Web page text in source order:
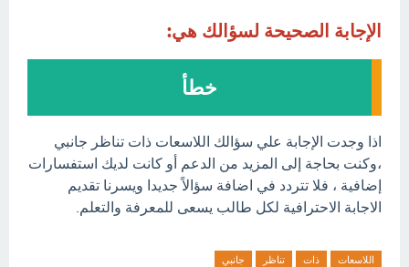
الإجابة الصحيحة لسؤالك هي:
خطأ
اذا وجدت الإجابة علي سؤالك اللاسعات ذات تناظر جانبي
،وكنت بحاجة إلى المزيد من الدعم أو كانت لديك استفسارات
إضافية ، فلا تتردد في اضافة سؤالاً جديدا ويسرنا تقديم
الاجابة الاحترافية لكل طالب يسعى للمعرفة والتعلم.
اللاسعات ذات تناظر جانبي